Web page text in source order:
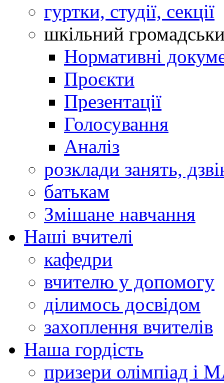
гуртки, студії, секції
шкільний
Нормативні
Проєкти
Презентації
Голосування
Аналіз
розклади занять,
батькам
Змішане навчання
Наші вчителі
кафедри
вчителю у допомогу
ділимось досвідом
захоплення вчителів
Наша гордість
призери олімпіад і